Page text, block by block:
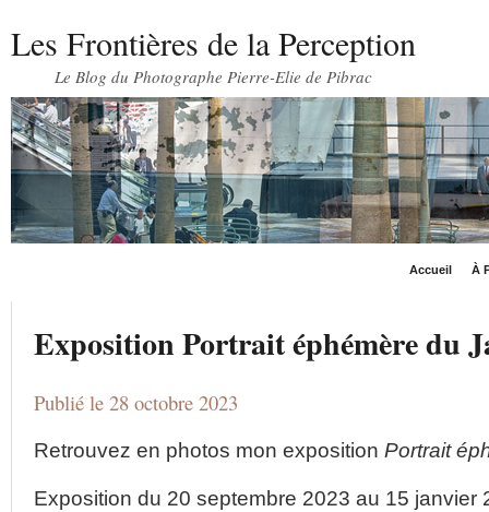
Les Frontières de la Perception
Le Blog du Photographe Pierre-Elie de Pibrac
Accueil À
Exposition Portrait éphémère du
Publié le 28 octobre 2023
Retrouvez en photos mon exposition Portrait
Exposition du 20 septembre 2023 au 15 janvier